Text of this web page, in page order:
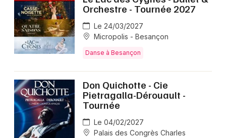
Orchestre - Tournée 2027
Le 24/03/2027
Micropolis - Besançon
Danse à Besançon
Don Quichotte - Cie
Pietragalla-Dérouault -
Tournée
Le 04/02/2027
Palais des Congrès Charles